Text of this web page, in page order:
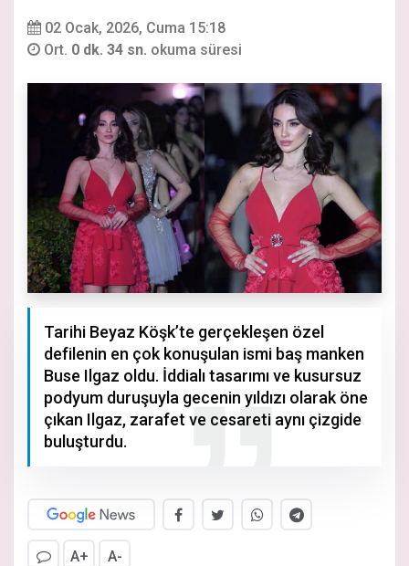
02 Ocak, 2026, Cuma 15:18
Ort. 0 dk. 34 sn. okuma süresi
Tarihi Beyaz Köşk’te gerçekleşen özel
defilenin en çok konuşulan ismi baş manken
Buse Ilgaz oldu. İddialı tasarımı ve kusursuz
podyum duruşuyla gecenin yıldızı olarak öne
çıkan Ilgaz, zarafet ve cesareti aynı çizgide
buluşturdu.
A+ A-